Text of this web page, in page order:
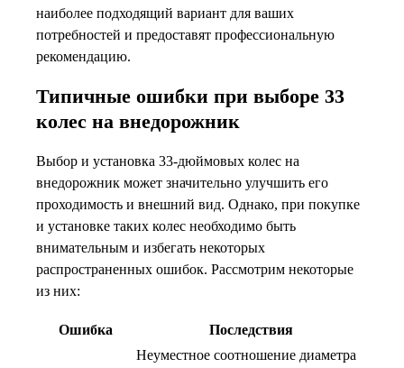
наиболее подходящий вариант для ваших
потребностей и предоставят профессиональную
рекомендацию.
Типичные ошибки при выборе 33
колес на внедорожник
Выбор и установка 33-дюймовых колес на
внедорожник может значительно улучшить его
проходимость и внешний вид. Однако, при покупке
и установке таких колес необходимо быть
внимательным и избегать некоторых
распространенных ошибок. Рассмотрим некоторые
из них:
Ошибка Последствия
Неуместное соотношение диаметра